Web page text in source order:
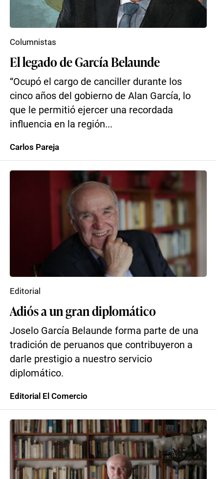
El legado de García Belaunde
“Ocupó el cargo de canciller durante los
cinco años del gobierno de Alan García, lo
que le permitió ejercer una recordada
influencia en la región...
Columnistas
Carlos Pareja
Adiós a un gran diplomático
Joselo García Belaunde forma parte de una
tradición de peruanos que contribuyeron a
darle prestigio a nuestro servicio
diplomático.
Editorial
Editorial El Comercio